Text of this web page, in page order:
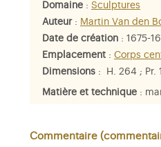
Domaine : Sculptures
Auteur: Martin Van den
Date de création : 1675-
Emplacement : Corps
Dimensions : H. 264 ; Pr.
Matière et technique :
Commentaire